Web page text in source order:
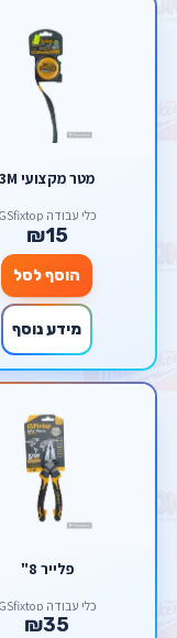
מטר מקצועי 3M
כלי עבודה GSfixtop
₪15
הוסף לסל
מידע נוסף
פלייר 8"
כלי עבודה GSfixtop
₪35